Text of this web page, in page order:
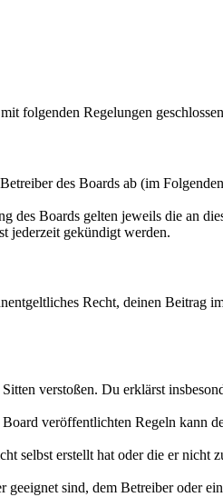
folgenden Regelungen
des Boards ab (im
des Boards gelten jeweils die an
jederzeit gekündigt werden.
Recht, deinen Beitrag
verstoßen. Du erklärst
veröffentlichten Regeln kann
selbst erstellt hat oder die er nicht
geeignet sind, dem Betreiber oder